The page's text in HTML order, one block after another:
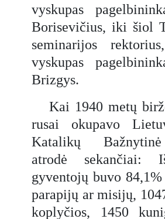
vyskupas
Borisevičius, iki šiol
seminarijos
vyskupas
Brizgys.
Kai 1940 metų
rusai okupavo
Katalikų
atrodė sekančiai:
gyventojų buvo
parapijų ar misijų,
koplyčios, 1450